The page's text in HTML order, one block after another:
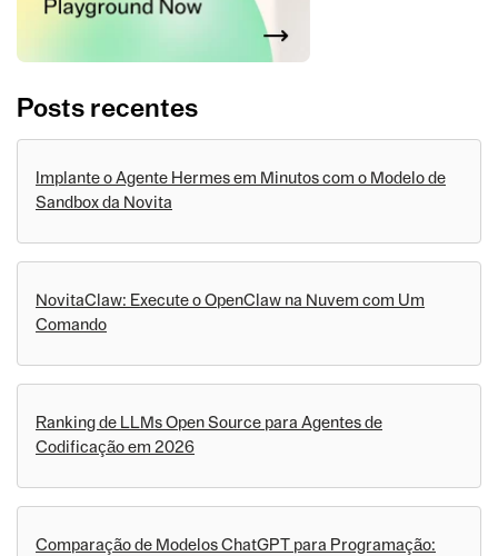
Posts recentes
Implante o Agente Hermes em Minutos com o Modelo de
Sandbox da Novita
NovitaClaw: Execute o OpenClaw na Nuvem com Um
Comando
Ranking de LLMs Open Source para Agentes de
Codificação em 2026
Comparação de Modelos ChatGPT para Programação: